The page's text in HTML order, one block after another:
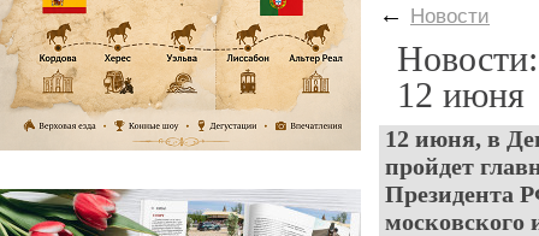
← Новости
12 июня
12 июня, в
пройдет
Президента
московского